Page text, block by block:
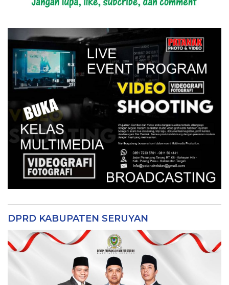
DPRD KABUPATEN SERUYAN